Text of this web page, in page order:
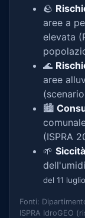
🪨
aree a
elevata
🌊
aree
🏙️
(ISPRA
🌱
del 11
Fonti:
ISPRA IdroGEO